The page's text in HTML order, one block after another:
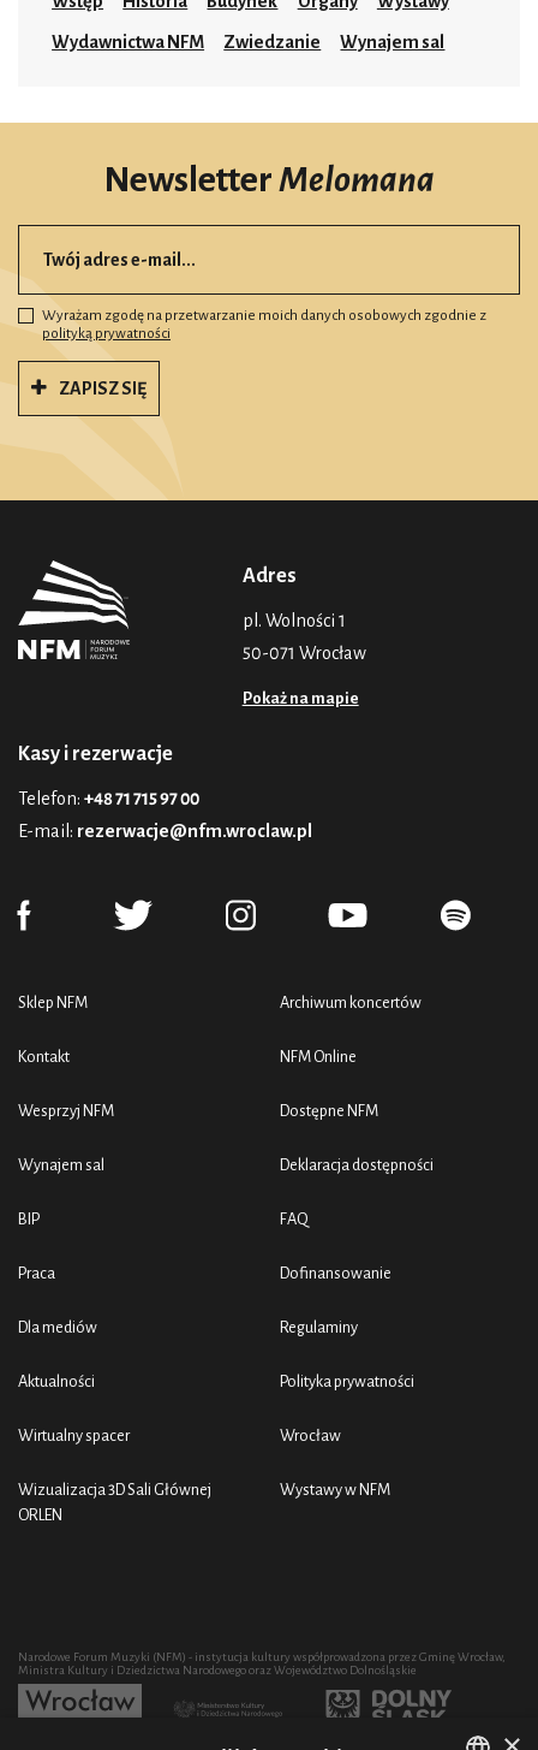
Wydawnictwa NFM Zwiedzanie Wynajem sal
NewsletterMelomana
Wyrażam zgodę na przetwarzanie moich danych osobowych zgodnie z
polityką prywatności
ZAPISZ SIĘ
Adres
pl. Wolności 1
50-071 Wrocław
Pokaż na mapie
Kasy i rezerwacje
Telefon: +48 71 715 97 00
E-mail: rezerwacje@nfm.wroclaw.pl
Sklep NFM
Kontakt
Wesprzyj NFM
Wynajem sal
BIP
Praca
Dla mediów
Aktualności
Wirtualny spacer
Wizualizacja 3D Sali Głównej
ORLEN
Archiwum koncertów
NFM Online
Dostępne NFM
Deklaracja dostępności
FAQ
Dofinansowanie
Regulaminy
Polityka prywatności
Wrocław
Wystawy w NFM
Narodowe Forum Muzyki (NFM) - instytucja kultury współprowadzona przez Gminę Wrocław,
Ministra Kultury i Dziedzictwa Narodowego oraz Województwo Dolnośląskie